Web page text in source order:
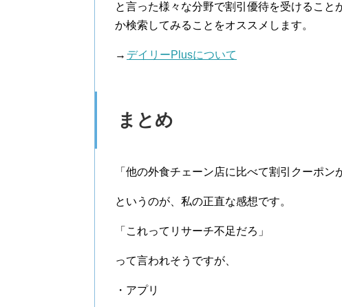
と言った様々な分野で割引優待を受けるこ
か検索してみることをオススメします。
→ デイリーPlusについて
まとめ
「他の外食チェーン店に比べて割引クーポン
というのが、私の正直な感想です。
「これってリサーチ不足だろ」
って言われそうですが、
・アプリ